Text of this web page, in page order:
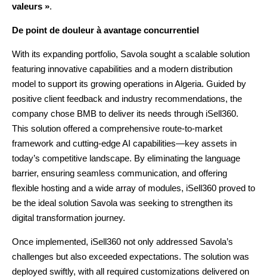
valeurs ».
De point de douleur à avantage concurrentiel
With its expanding portfolio, Savola sought a scalable solution
featuring innovative capabilities and a modern distribution
model to support its growing operations in Algeria. Guided by
positive client feedback and industry recommendations, the
company chose BMB to deliver its needs through iSell360.
This solution offered a comprehensive route-to-market
framework and cutting-edge AI capabilities—key assets in
today’s competitive landscape. By eliminating the language
barrier, ensuring seamless communication, and offering
flexible hosting and a wide array of modules, iSell360 proved to
be the ideal solution Savola was seeking to strengthen its
digital transformation journey.
Once implemented, iSell360 not only addressed Savola’s
challenges but also exceeded expectations. The solution was
deployed swiftly, with all required customizations delivered on